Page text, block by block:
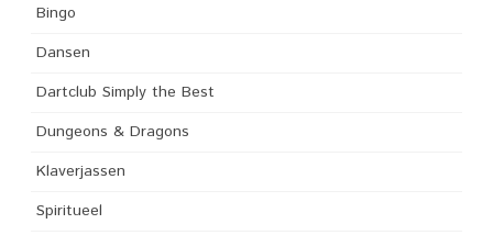
Bingo
Dansen
Dartclub Simply the Best
Dungeons & Dragons
Klaverjassen
Spiritueel